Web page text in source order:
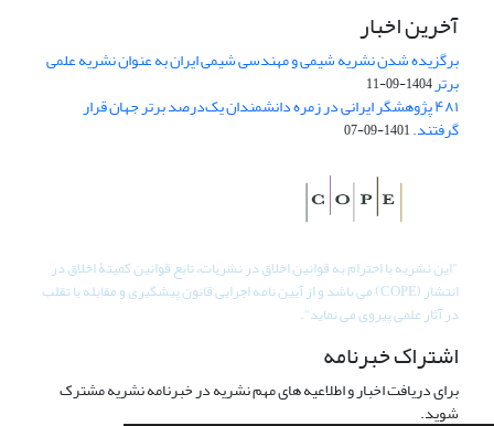
آخرین اخبار
برگزیده شدن نشریه شیمی و مهندسی شیمی ایران به عنوان نشریه علمی
برتر1404-09-11
۴۸۱ پژوهشگر ایرانی در زمره دانشمندان یک‌درصد برتر جهان قرار
گرفتند.1401-09-07
"این نشریه با احترام به قوانین اخلاق در نشریات، تابع قوانین کمیتۀ اخلاق در
انتشار (COPE) می باشد و از آیین نامه اجرایی قانون پیشگیری و مقابله با تقلب
در آثار علمی پیروی می نماید".
اشتراک خبرنامه
برای دریافت اخبار و اطلاعیه های مهم نشریه در خبرنامه نشریه مشترک
شوید.